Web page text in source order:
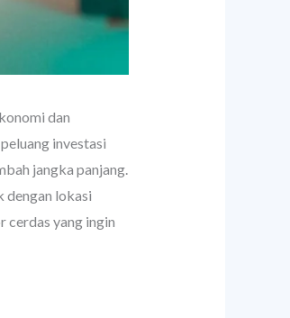
dan
investasi
jangka panjang.
dengan lokasi
cerdas yang ingin